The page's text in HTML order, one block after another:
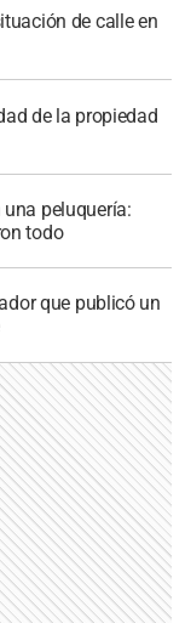
de calle en
de la propiedad
peluquería:
todo
que publicó un